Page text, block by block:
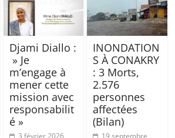
Djami Diallo :
» Je
m’engage à
mener cette
mission avec
responsabilit
é »
3 février 2026
INONDATION
S À CONAKRY
: 3 Morts,
2.576
personnes
affectées
(Bilan)
19 septembre